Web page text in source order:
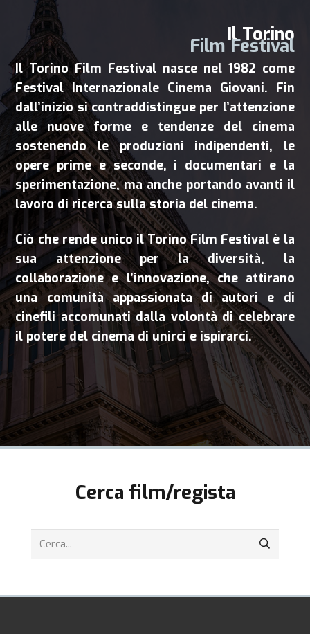
Il Torino
Film Festival
Il Torino Film Festival nasce nel 1982 come
Festival Internazionale Cinema Giovani. Fin
dall’inizio si contraddistingue per l’attenzione
alle nuove forme e tendenze del cinema
sostenendo le produzioni indipendenti, le
opere prime e seconde, i documentari e la
sperimentazione, ma anche portando avanti il
lavoro di ricerca sulla storia del cinema.
Ciò che rende unico il Torino Film Festival è la
sua attenzione per la diversità, la
collaborazione e l’innovazione, che attirano
una comunità appassionata di autori e di
cinefili accomunati dalla volontà di celebrare
il potere del cinema di unirci e ispirarci.
Cerca film/regista